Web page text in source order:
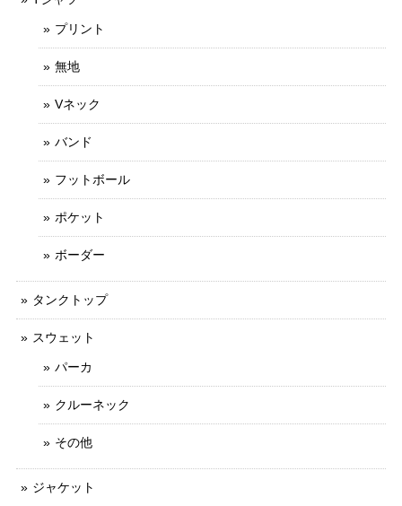
プリント
無地
Vネック
バンド
フットボール
ポケット
ボーダー
タンクトップ
スウェット
パーカ
クルーネック
その他
ジャケット